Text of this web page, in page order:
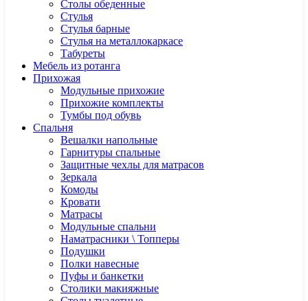
Столы обеденные
Стулья
Стулья барные
Стулья на металлокаркасе
Табуреты
Мебель из ротанга
Прихожая
Модульные прихожие
Прихожие комплекты
Тумбы под обувь
Спальня
Вешалки напольные
Гарнитуры спальные
Защитные чехлы для матрасов
Зеркала
Комоды
Кровати
Матрасы
Модульные спальни
Наматрасники \ Топперы
Подушки
Полки навесные
Пуфы и банкетки
Столики макияжные